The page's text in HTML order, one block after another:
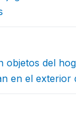
objetos del
en el exterior